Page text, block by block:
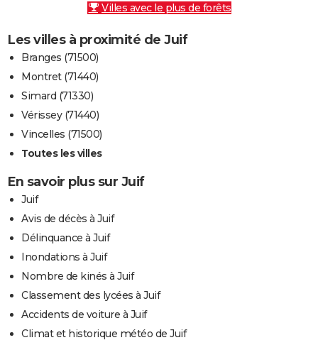
Villes avec le plus de forêts
Les villes à proximité de Juif
Branges (71500)
Montret (71440)
Simard (71330)
Vérissey (71440)
Vincelles (71500)
Toutes les villes
En savoir plus sur Juif
Juif
Avis de décès à Juif
Délinquance à Juif
Inondations à Juif
Nombre de kinés à Juif
Classement des lycées à Juif
Accidents de voiture à Juif
Climat et historique météo de Juif